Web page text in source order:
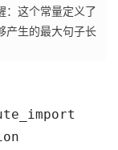
： 这个常量定义了
产生的最大句子长